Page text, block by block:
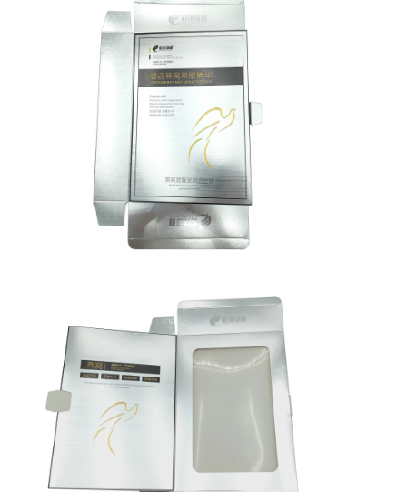
borse di carta del regalo
Contenitore di regalo rigido
scatola di carta pieghevole
scatola di visualizzazione del contatore
Prodotti per la vendita al dettaglio
Etichetta adesiva
Stampa di opuscoli su misura
Pacchetto rosso personalizzato